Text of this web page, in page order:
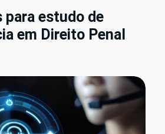
para estudo de
em Direito Penal